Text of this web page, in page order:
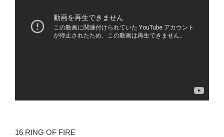
16 RING OF FIRE